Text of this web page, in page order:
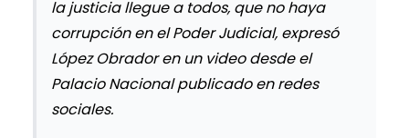
la justicia llegue a todos, que no haya
corrupción en el Poder Judicial, expresó
López Obrador en un video desde el
Palacio Nacional publicado en redes
sociales.